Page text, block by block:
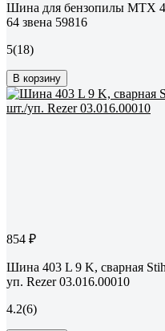
Шина для бензопилы MTX
64 звена 59816
5(18)
В корзину
854 ₽
Шина 403 L 9 K, сварная
уп. Rezer 03.016.00010
4.2(6)